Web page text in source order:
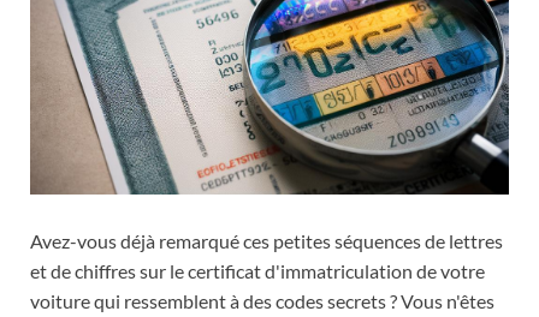
Avez-vous déjà remarqué ces petites séquences de lettres
et de chiffres sur le certificat d'immatriculation de votre
voiture qui ressemblent à des codes secrets ? Vous n'êtes